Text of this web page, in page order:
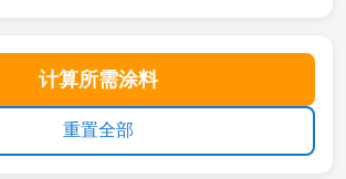
计算所需涂料
重置全部